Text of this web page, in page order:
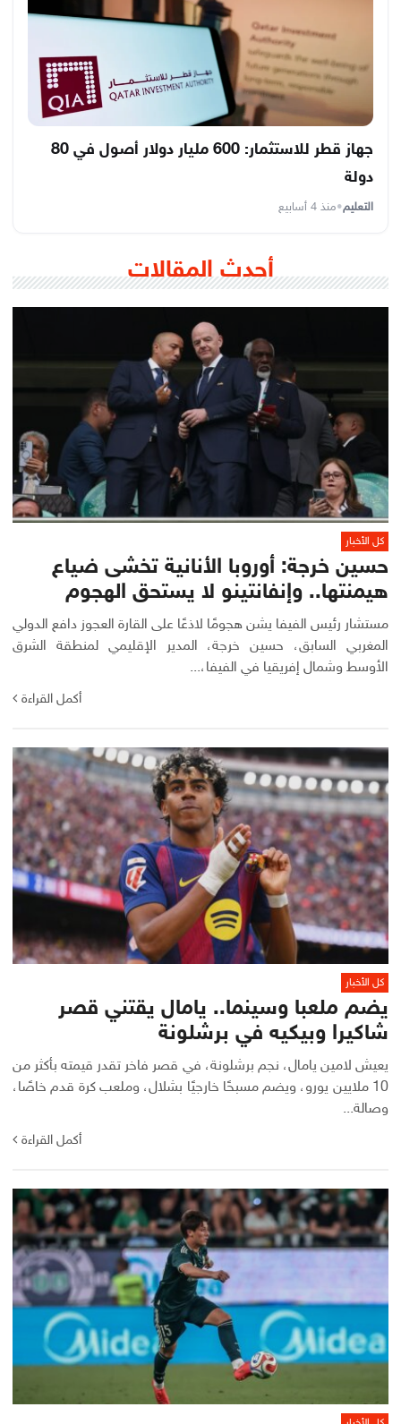
جهاز قطر للاستثمار: 600 مليار دولار أصول في 80
دولة
التعليم•منذ 4 أسابيع
أحدث المقالات
كل الأخبار
حسين خرجة: أوروبا الأنانية تخشى ضياع
هيمنتها.. وإنفانتينو لا يستحق الهجوم
مستشار رئيس الفيفا يشن هجومًا لاذعًا على القارة العجوز دافع الدولي
المغربي السابق، حسين خرجة، المدير الإقليمي لمنطقة الشرق
الأوسط وشمال إفريقيا في الفيفا،...
أكمل القراءة
كل الأخبار
يضم ملعبا وسينما.. يامال يقتني قصر
شاكيرا وبيكيه في برشلونة
يعيش لامين يامال، نجم برشلونة، في قصر فاخر تقدر قيمته بأكثر من
10 ملايين يورو، ويضم مسبحًا خارجيًا بشلال، وملعب كرة قدم خاصًا،
وصالة...
أكمل القراءة